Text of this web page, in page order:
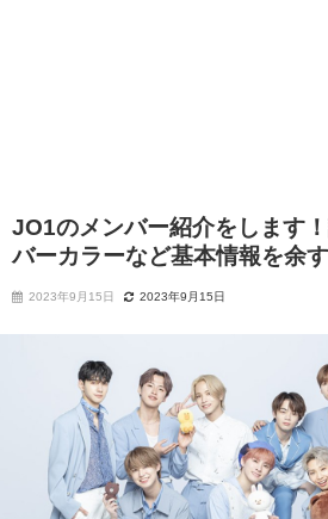
JO1のメンバー紹介をします
バーカラーなど基本情報を余
2023年9月15日 2023年9月15日